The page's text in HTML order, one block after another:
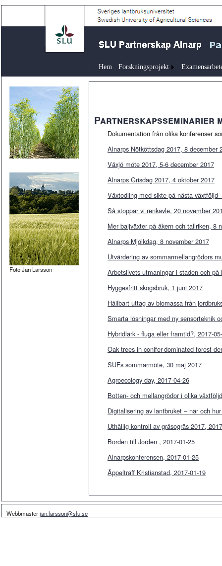
Hem Forskningsprojekt
Foto Jan Larsson
Partnerskapsseminarier
Dokumentation från olika konferenser
Alnarps Nötköttsdag 2017, 8 december
Växjö möte 2017, 5-6 december 2017
Alnarps Grisdag 2017, 4 oktober 2017
Växtodling med sikte på nästa växtföljd
Så stoppar vi renkavle, 20 november
Mer baljväxter på åkern och tallriken, 8
Alnarps Mjölkdag, 8 november 2017
Utvärdering av sommarmellangrödors
Arbetslivets utmaningar i staden och på
Hyggesfritt skogsbruk, 1 juni 2017
Hållbart uttag av biomassa från
Smarta lösningar med ny sensorteknik
Hybridlärk - fluga eller framtid?, 2017-
Oak trees in conifer-dominated forest
SUFs sommarmöte, 30 maj 2017
Agroecology day, 2017-04-26
Botten- och mellangrödor i olika
Digitalisering av lantbruket – när och
Uthållig kontroll av gräsogräs 2017,
Borden till Jorden , 2017-01-25
Alnarpskonferensen, 2017-01-25
Äppelträff Kristianstad, 2017-01-19
Webbmasterjan.larsson@slu.se